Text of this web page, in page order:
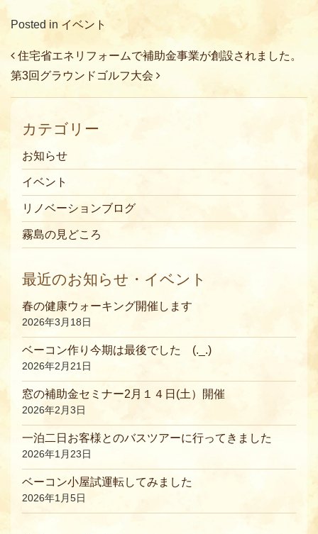
Posted in イベント
Post navigation
住宅省エネリフォームで補助金事業が創設されました。
第3回グラウンドゴルフ大会
カテゴリー
お知らせ
イベント
リノベーションブログ
霧島の見どころ
最近のお知らせ・イベント
春の健康ウォーキング開催します
2026年3月18日
ベーコン作り今期は最後でした (._.)
2026年2月21日
窓の補助金セミナー2月１４日(土）開催
2026年2月3日
一泊二日お客様とのバスツアーに行ってきました
2026年1月23日
ベーコン小屋試運転してみました
2026年1月5日